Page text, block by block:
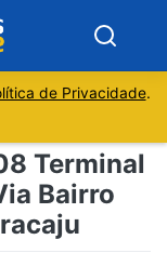
de Privacidade.
Terminal
Bairro